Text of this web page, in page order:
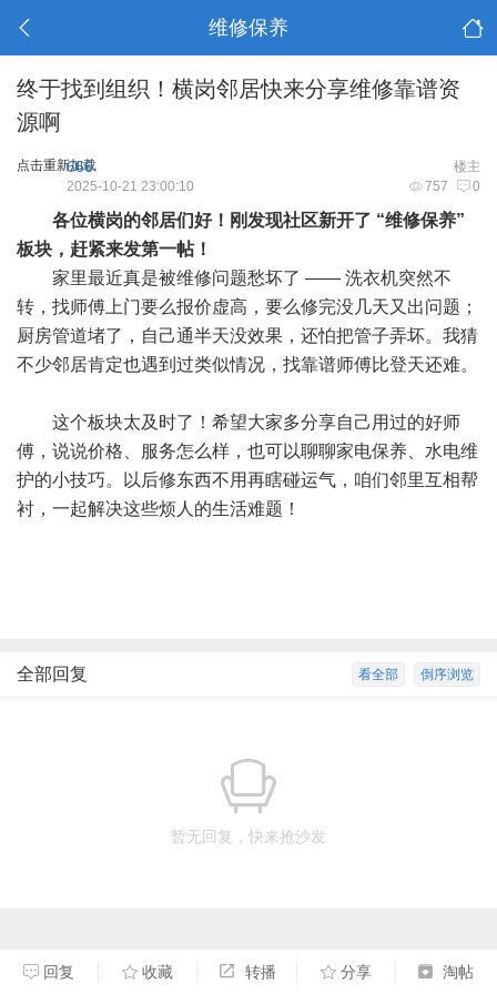
维修保养
终于找到组织！横岗邻居快来分享维修靠谱资
源啊
点击重新加载 楼主
666
757 0
2025-10-21 23:00:10
各位横岗的邻居们好！刚发现社区新开了 “维修保养”
板块，赶紧来发第一帖！
家里最近真是被维修问题愁坏了 —— 洗衣机突然不
转，找师傅上门要么报价虚高，要么修完没几天又出问题；
厨房管道堵了，自己通半天没效果，还怕把管子弄坏。我猜
不少邻居肯定也遇到过类似情况，找靠谱师傅比登天还难。
这个板块太及时了！希望大家多分享自己用过的好师
傅，说说价格、服务怎么样，也可以聊聊家电保养、水电维
护的小技巧。以后修东西不用再瞎碰运气，咱们邻里互相帮
衬，一起解决这些烦人的生活难题！
倒序浏览
看全部
全部回复
暂无回复，快来抢沙发
回复 收藏 转播 分享 淘帖